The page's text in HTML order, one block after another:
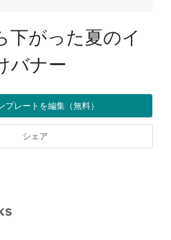
下がった夏のイ
バナー
プレートを編集（無料）
シェア